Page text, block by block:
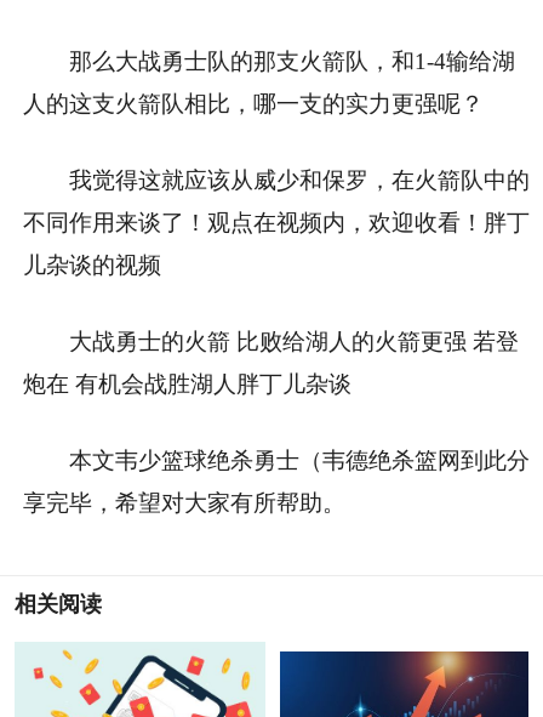
那么大战勇士队的那支火箭队，和1-4输给湖
人的这支火箭队相比，哪一支的实力更强呢？
我觉得这就应该从威少和保罗，在火箭队中的
不同作用来谈了！观点在视频内，欢迎收看！胖丁
儿杂谈的视频
大战勇士的火箭 比败给湖人的火箭更强 若登
炮在 有机会战胜湖人胖丁儿杂谈
本文韦少篮球绝杀勇士（韦德绝杀篮网到此分
享完毕，希望对大家有所帮助。
相关阅读